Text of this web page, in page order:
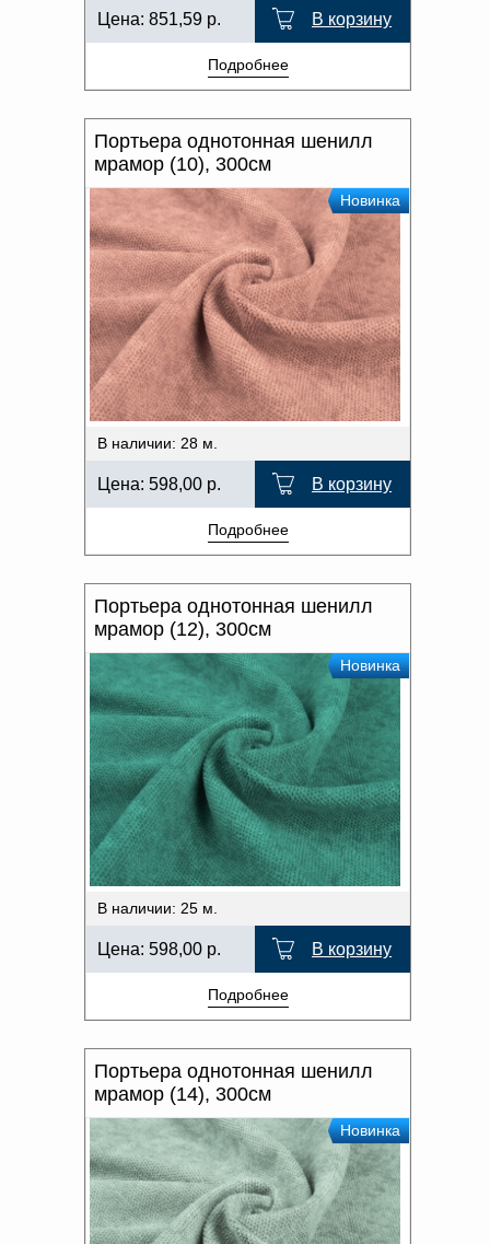
Цена: 851,59 р. В корзину
Подробнее
Портьера однотонная шенилл
мрамор (10), 300см
Новинка
В наличии: 28 м.
Цена: 598,00 р. В корзину
Подробнее
Портьера однотонная шенилл
мрамор (12), 300см
Новинка
В наличии: 25 м.
Цена: 598,00 р. В корзину
Подробнее
Портьера однотонная шенилл
мрамор (14), 300см
Новинка